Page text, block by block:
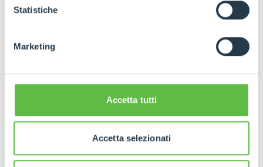
GDPR abbiamo predisposto una
apposita procedura.
Statistiche
Marketing
Accetta tutti
Accetta selezionati